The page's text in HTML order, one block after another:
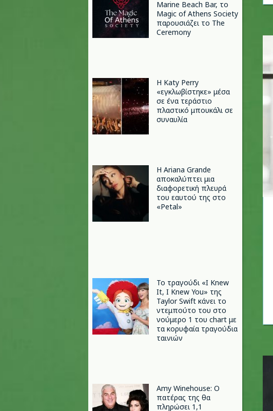
Marine Beach Bar, το
Magic of Athens Society
παρουσιάζει το The
Ceremony
H Katy Perry
«εγκλωβίστηκε» μέσα
σε ένα τεράστιο
πλαστικό μπουκάλι σε
συναυλία
Η Ariana Grande
αποκαλύπτει μια
διαφορετική πλευρά
του εαυτού της στο
«Petal»
Το τραγούδι «I Knew
It, I Knew You» της
Taylor Swift κάνει το
ντεμπούτο του στο
νούμερο 1 του chart με
τα κορυφαία τραγούδια
ταινιών
Amy Winehouse: Ο
πατέρας της θα
πληρώσει 1,1